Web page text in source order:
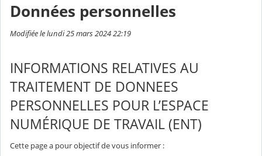
Données personnelles
Modifiée le lundi 25 mars 2024 22:19
INFORMATIONS RELATIVES AU
TRAITEMENT DE DONNEES
PERSONNELLES POUR L’ESPACE
NUMÉRIQUE DE TRAVAIL (ENT)
Cette page a pour objectif de vous informer :